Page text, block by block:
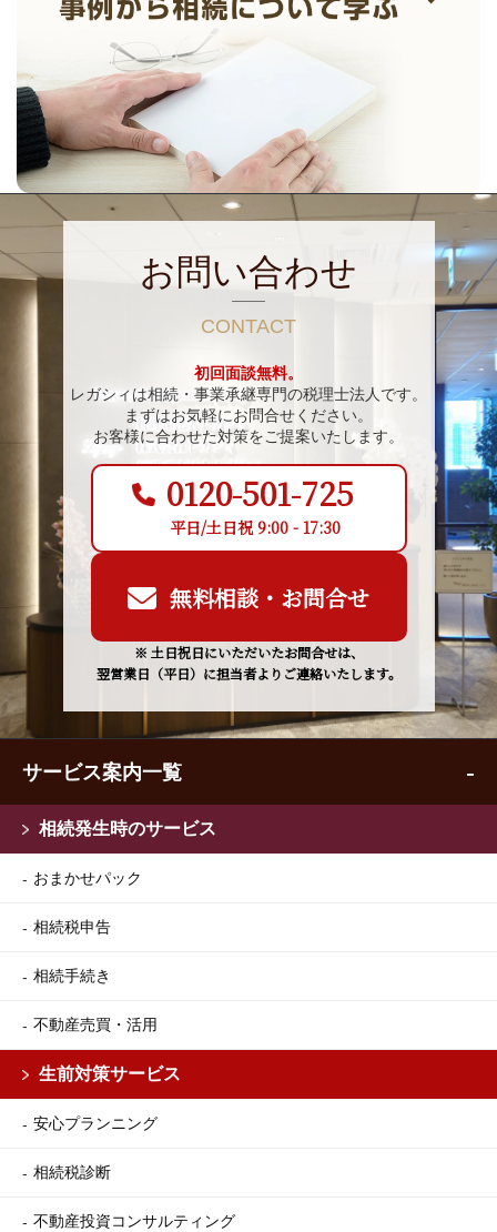
お問い合わせ
CONTACT
初回面談無料。
レガシィは相続・事業承継専門の税理士法人です。
まずはお気軽にお問合せください。
お客様に合わせた対策をご提案いたします。
0120-501-725
平日/土日祝 9:00 - 17:30
無料相談・お問合せ
※ 土日祝日にいただいたお問合せは、
翌営業日（平日）に担当者よりご連絡いたします。
サービス案内一覧
相続発生時のサービス
おまかせパック
相続税申告
相続手続き
不動産売買・活用
生前対策サービス
安心プランニング
相続税診断
不動産投資コンサルティング